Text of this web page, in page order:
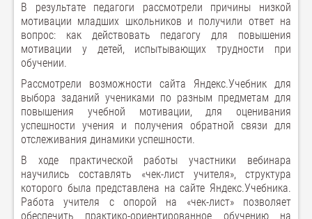
В результате педагоги рассмотрели причины низкой
мотивации младших школьников и получили ответ на
вопрос: как действовать педагогу для повышения
мотивации у детей, испытывающих трудности при
обучении.
Рассмотрели возможности сайта Яндекс.Учебник для
выбора заданий учениками по разным предметам для
повышения учебной мотивации, для оценивания
успешности учения и получения обратной связи для
отслеживания динамики успешности.
В ходе практической работы участники вебинара
научились составлять «чек-лист учителя», структура
которого была представлена на сайте Яндекс.Учебника.
Работа учителя с опорой на «чек-лист» позволяет
обеспечить практико-ориентированное обучению на